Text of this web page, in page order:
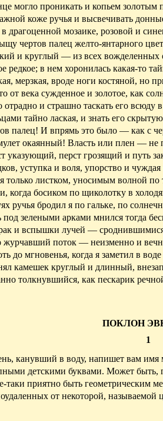
могло проникать и копьем золотым
коже ручья и высвечивать
драгоценной мозаике, розовой и
чертов палец желто-янтарного
и круглый — из всех вожделенных
редкое; в нем хоронилась какая-то
, мерзкая, вроде ноги костяной, но
от века сужденное и золотое, как
отрадно и страшно таскать его всюду
тайно лаская, и знать его
палец! И впрямь это было — как с
окаянный! Власть или плен — не
указующий, перст грозящий и путь
уступка и воля, упорство и чуждая
только листком, уносимым волной по
когда босиком по щиколотку в
ручья бродил я по гальке, по
под зелеными арками мнился тогда
и вспышки лучей —
журчавший поток — неизменно и
до мгновенья, когда я заметил в
камешек круглый и длинный,
толкнувшийся, как пескарик
ПОКЛОН
1
канувший в воду, напишет вам имя
детскими буквами. Может быть,
таки приятно быть геометрическим
от некоторой, называемой